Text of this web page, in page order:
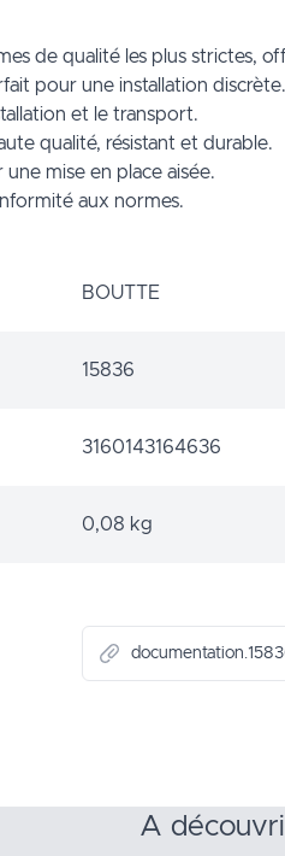
de qualité les plus strictes,
pour une installation discrète.
et le transport.
qualité, résistant et durable.
mise en place aisée.
aux normes.
BOUTTE
15836
3160143164636
0,08 kg
a